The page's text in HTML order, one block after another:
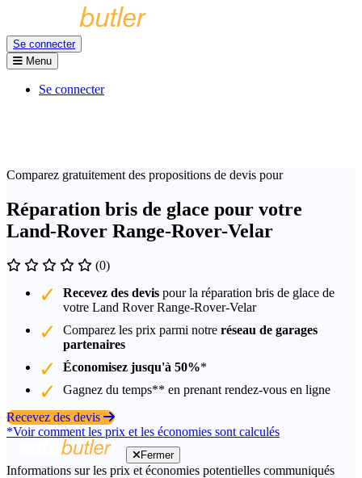
Se connecter
Menu
Se connecter
Comparez gratuitement des propositions de devis pour
Réparation bris de glace pour votre
Land-Rover Range-Rover-Velar
(0)
Recevez des devis pour la réparation bris de glace de
votre Land Rover Range-Rover-Velar
Comparez les prix parmi notre réseau de garages
partenaires
Économisez jusqu'à 50%*
Gagnez du temps** en prenant rendez-vous en ligne
Recevez des devis
*Voir comment les prix et les économies sont calculés
Fermer
Informations sur les prix et économies potentielles communiqués